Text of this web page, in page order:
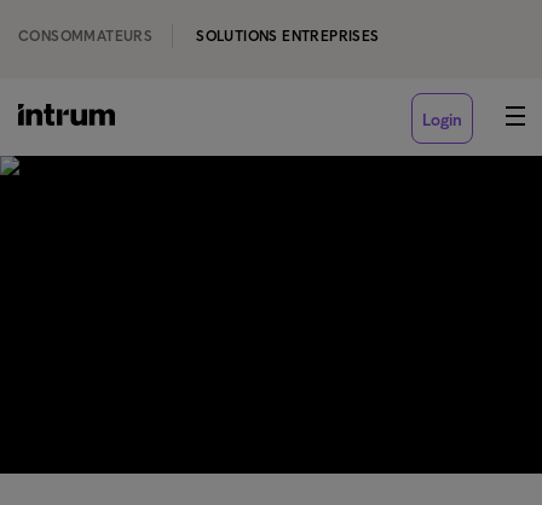
CONSOMMATEURS SOLUTIONS ENTREPRISES
Login